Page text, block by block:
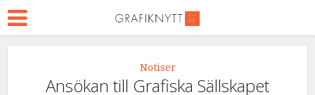
Notiser
Ansökan till Grafiska Sällskapet